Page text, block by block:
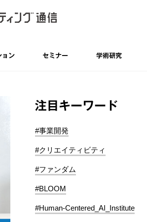
ョン セミナー 学術研究
注目キーワード
#事業開発
#クリエイティビティ
#ファンダム
#BLOOM
#Human-Centered_AI_Institute